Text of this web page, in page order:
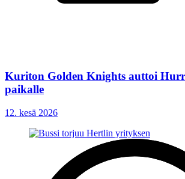
Kuriton Golden Knights auttoi
paikalle
12. kesä 2026